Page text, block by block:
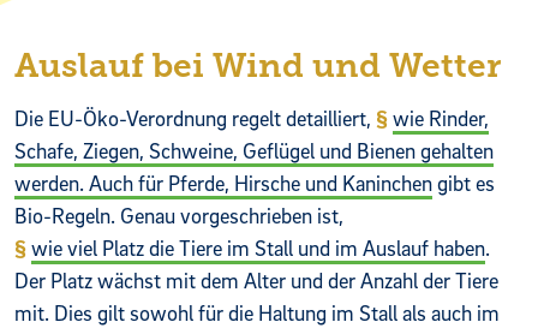
Auslauf bei Wind und Wetter
Die EU-Öko-Verordnung regelt detailliert,
wie Rinder,
Schafe, Ziegen, Schweine, Geflügel und Bienen gehalten
werden. Auch für Pferde, Hirsche und Kaninchengibt es
Bio-Regeln. Genau vorgeschrieben ist,
wie viel Platz die Tiere im Stall und im Auslauf haben.
Der Platz wächst mit dem Alter und der Anzahl der Tiere
mit. Dies gilt sowohl für die Haltung im Stall als auch im